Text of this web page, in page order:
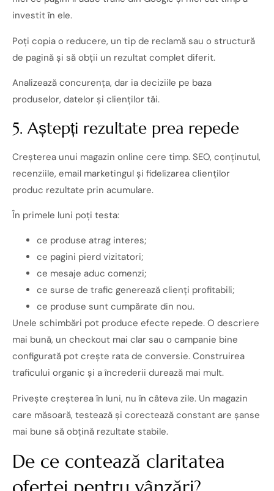
investit în ele.
Poți copia o reducere, un tip de reclamă sau o structură
de pagină și să obții un rezultat complet diferit.
Analizează concurența, dar ia deciziile pe baza
produselor, datelor și clienților tăi.
5. Aștepți rezultate prea repede
Creșterea unui magazin online cere timp. SEO, conținutul,
recenziile, email marketingul și fidelizarea clienților
produc rezultate prin acumulare.
În primele luni poți testa:
ce produse atrag interes;
ce pagini pierd vizitatori;
ce mesaje aduc comenzi;
ce surse de trafic generează clienți profitabili;
ce produse sunt cumpărate din nou.
Unele schimbări pot produce efecte repede. O descriere
mai bună, un checkout mai clar sau o campanie bine
configurată pot crește rata de conversie. Construirea
traficului organic și a încrederii durează mai mult.
Privește creșterea în luni, nu în câteva zile. Un magazin
care măsoară, testează și corectează constant are șanse
mai bune să obțină rezultate stabile.
De ce contează claritatea